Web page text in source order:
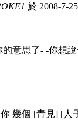
於 2008-7-
意思了- -你想說
幾個 [青見] [人